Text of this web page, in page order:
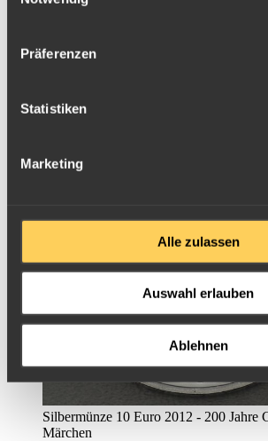
Präferenzen
Statistiken
Marketing
Alle zulassen
Auswahl erlauben
Ablehnen
Silbermünze 10 Euro 2012 - 200 Jahre
Silbermünze 10 Euro 2012 - 200 Jahre
Märchen